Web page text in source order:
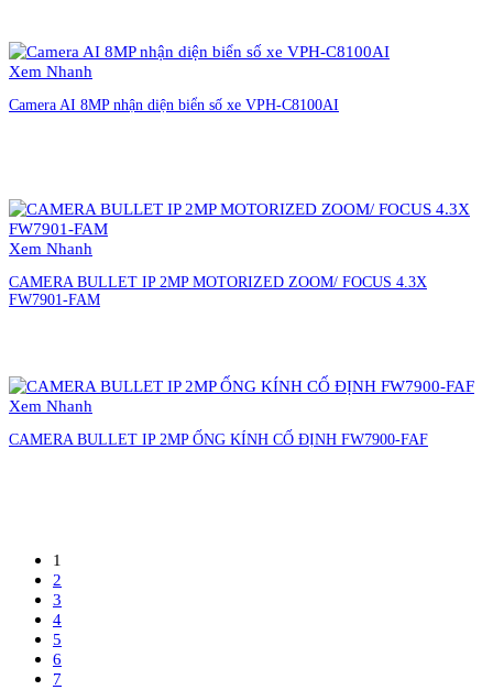
Xem Nhanh
Camera AI 8MP nhận diện biển số xe VPH-C8100AI
Xem Nhanh
CAMERA BULLET IP 2MP MOTORIZED ZOOM/ FOCUS 4.3X
FW7901-FAM
Xem Nhanh
CAMERA BULLET IP 2MP ỐNG KÍNH CỐ ĐỊNH FW7900-FAF
1
2
3
4
5
6
7